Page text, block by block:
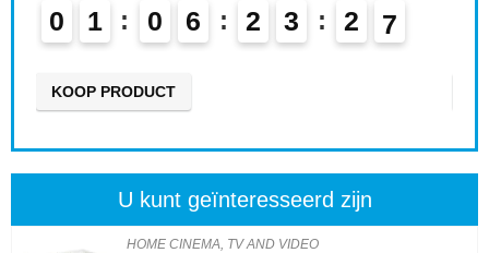
0 1 0 6 2 3 2 5
6
KOOP PRODUCT
U kunt geïnteresseerd zijn
HOME CINEMA, TV AND VIDEO